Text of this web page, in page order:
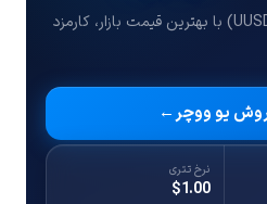
خرید و فروش آنی یو ووچر (UUSD) با بهترین قیمت بازار، کارمزد
یو ووچر
نرخ تتری
$1.00